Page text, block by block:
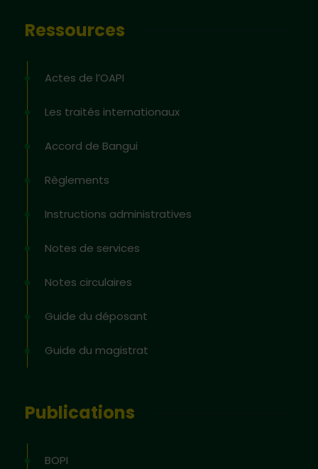
Ressources
Actes de l’OAPI
Les traités internationaux
Accord de Bangui
Règlements
Instructions administratives
Notes de services
Notes circulaires
Guide du déposant
Guide du magistrat
Publications
BOPI